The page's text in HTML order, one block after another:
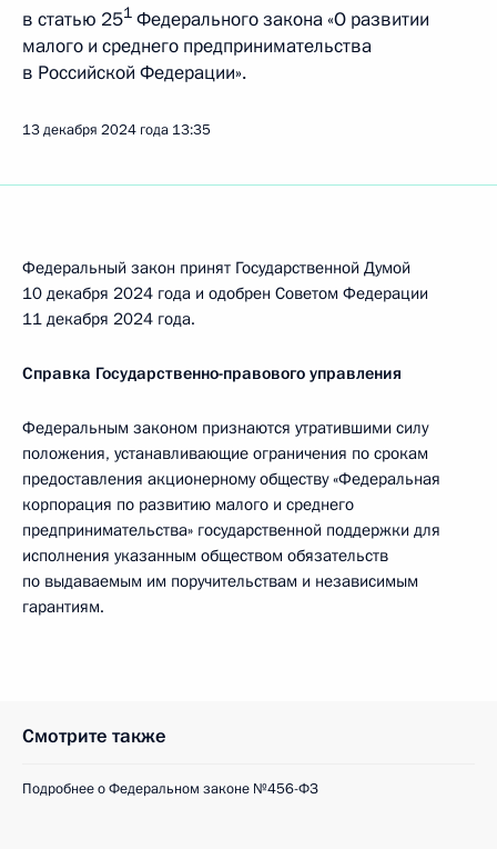
в статью 251 Федерального закона «О развитии
малого и среднего предпринимательства
в Российской Федерации».
13 декабря 2024 года 13:35
Федеральный закон принят Государственной Думой
10 декабря 2024 года и одобрен Советом Федерации
11 декабря 2024 года.
Справка Государственно-правового управления
Федеральным законом признаются утратившими силу
положения, устанавливающие ограничения по срокам
предоставления акционерному обществу «Федеральная
корпорация по развитию малого и среднего
предпринимательства» государственной поддержки для
исполнения указанным обществом обязательств
по выдаваемым им поручительствам и независимым
гарантиям.
Смотрите также
Подробнее о Федеральном законе №456-ФЗ